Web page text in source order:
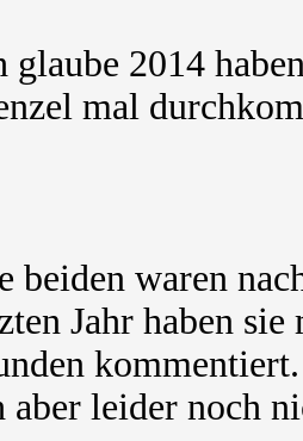
glaube 2014
mal
beiden waren
Jahr haben
aber leider noch